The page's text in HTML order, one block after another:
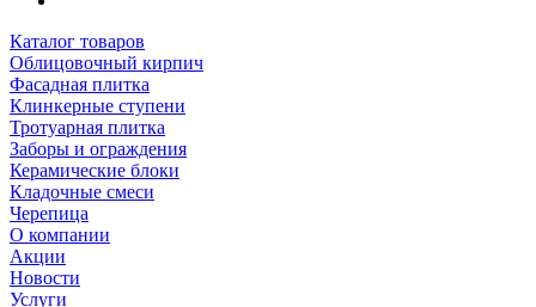
Каталог товаров
Облицовочный кирпич
Фасадная плитка
Клинкерные ступени
Тротуарная плитка
Заборы и ограждения
Керамические блоки
Кладочные смеси
Черепица
О компании
Акции
Новости
Услуги